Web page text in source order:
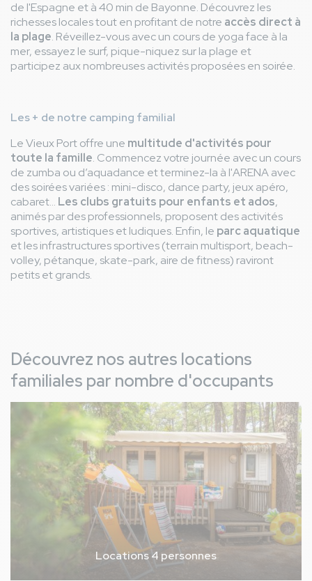
de l'Espagne et à 40 min de Bayonne. Découvrez les
richesses locales tout en profitant de notre accès direct à
la plage. Réveillez-vous avec un cours de yoga face à la
mer, essayez le surf, pique-niquez sur la plage et
participez aux nombreuses activités proposées en soirée.
Les + de notre camping familial
Le Vieux Port offre une multitude d'activités pour
toute la famille. Commencez votre journée avec un cours
de zumba ou d’aquadance et terminez-la à l'ARENA avec
des soirées variées : mini-disco, dance party, jeux apéro,
cabaret... Les clubs gratuits pour enfants et ados,
animés par des professionnels, proposent des activités
sportives, artistiques et ludiques. Enfin, le parc aquatique
et les infrastructures sportives (terrain multisport, beach-
volley, pétanque, skate-park, aire de fitness) raviront
petits et grands.
Découvrez nos autres locations
familiales par nombre d'occupants
Locations 4 personnes